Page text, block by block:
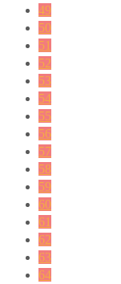
49
50
51
52
53
54
55
56
57
58
59
60
61
62
63
64